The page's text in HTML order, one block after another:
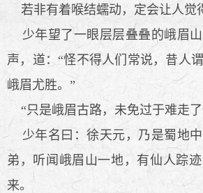
若非有着喉结蠕动，定会让人觉
少年望了一眼层层叠叠的峨眉
声，道：“怪不得人们常说，昔人
峨眉尤胜。”
“只是峨眉古路，未免过于难走了
少年名曰：徐天元，乃是蜀地中
弟，听闻峨眉山一地，有仙人踪
来。